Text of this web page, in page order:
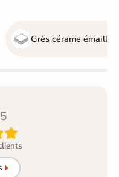
Grès cérame émaillé